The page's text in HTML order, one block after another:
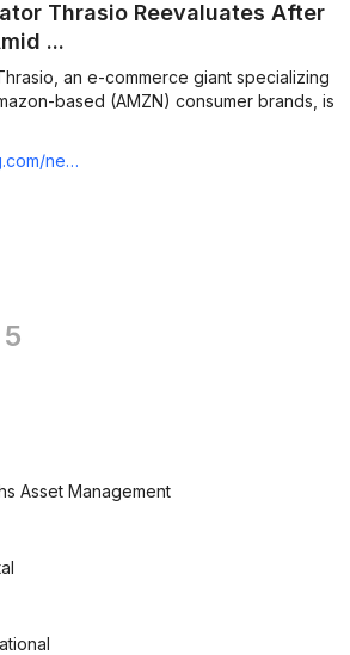
Thrasio Reevaluates After
...
an e-commerce giant specializing
based (AMZN) consumer brands, is
amid-shopping-trend-reversals-3120388
5
Asset Management